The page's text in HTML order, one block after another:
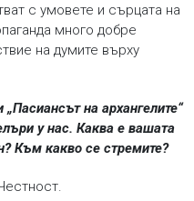
с умовете и сърцата на
много добре
на думите върху
на архангелите“
у нас. Каква е вашата
Към какво се стремите?